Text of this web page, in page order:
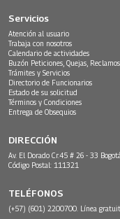
Servicios
Atención al usuario
Trabaja con nosotros
Calendario de actividades
Buzón Peticiones, Quejas,
Trámites y Servicios
Directorio de Funcionarios
Estado de su solicitud
Términos y Condiciones
Entrega de Obsequios
DIRECCIÓN
Av. El Dorado Cr.45 # 26 - 33
Código Postal: 111321
TELÉFONOS
(+57) (601) 2200700. Línea